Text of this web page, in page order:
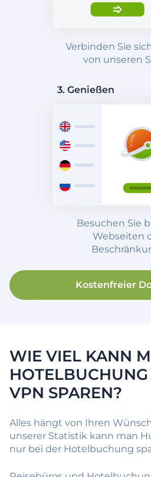
Verbinden Sie
von unseren
3. Genießen
Besuchen Sie
Webseiten
Kostenfreier
WIE VIEL KANN
VPN SPAREN?
Alles hängt von Ihren
unserer Statistik kann man
nur bei der Hotelbuchung